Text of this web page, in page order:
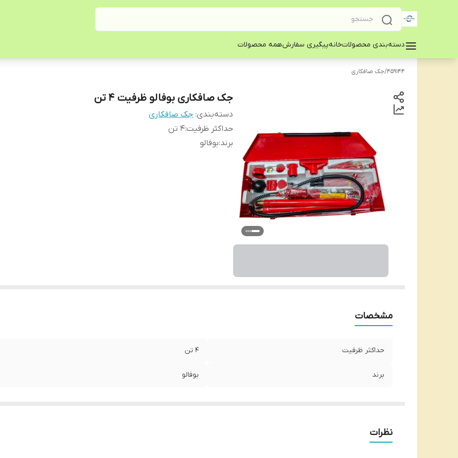
دسته‌بندی محصولاتخانهپیگیری سفارشهمه محصولات
459144
/جک صافکاری
جک صافکاری بوفالو ظرفیت 4 تن
دسته‌بندی: جک صافکاری
حداکثر ظرفیت:4 تن
برند:بوفالو
مشخصات
حداکثر ظرفیت 4 تن
برند بوفالو
نظرات